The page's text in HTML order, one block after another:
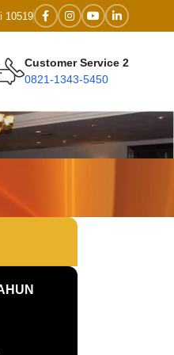
10519
Customer Service 2
0821-1343-5450